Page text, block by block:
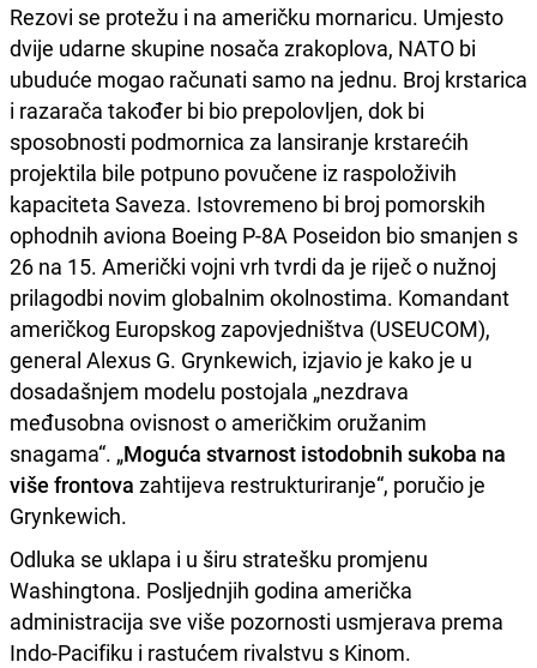
Rezovi se protežu i na američku mornaricu. Umjesto
dvije udarne skupine nosača zrakoplova, NATO bi
ubuduće mogao računati samo na jednu. Broj krstarica
i razarača također bi bio prepolovljen, dok bi
sposobnosti podmornica za lansiranje krstarećih
projektila bile potpuno povučene iz raspoloživih
kapaciteta Saveza. Istovremeno bi broj pomorskih
ophodnih aviona Boeing P-8A Poseidon bio smanjen s
26 na 15. Američki vojni vrh tvrdi da je riječ o nužnoj
prilagodbi novim globalnim okolnostima. Komandant
američkog Europskog zapovjedništva (USEUCOM),
general Alexus G. Grynkewich, izjavio je kako je u
dosadašnjem modelu postojala „nezdrava
međusobna ovisnost o američkim oružanim
snagama“. „Moguća stvarnost istodobnih sukoba na
više frontova zahtijeva restrukturiranje“, poručio je
Grynkewich.
Odluka se uklapa i u širu stratešku promjenu
Washingtona. Posljednjih godina američka
administracija sve više pozornosti usmjerava prema
Indo-Pacifiku i rastućem rivalstvu s Kinom.